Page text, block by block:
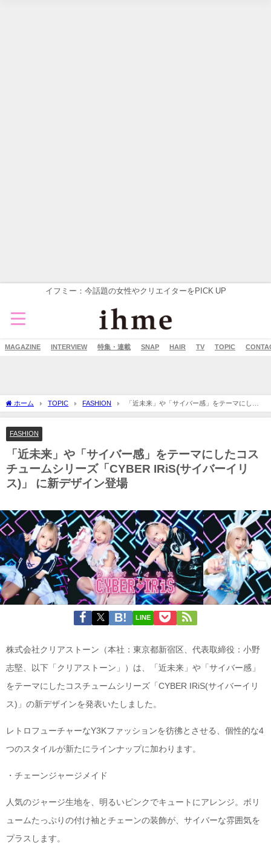
イフミー：今話題の女性やクリエイターをPICK UP
MAGAZINE INTERVIEW 特集・連載 SNAP HAIR TV TOPIC
ホーム TOPIC FASHION
「近未来」や「サイバー感」をテーマにした
コスチュームシリーズ「CYBER IRiS(サイバーイリス)」 に新デザイン登場
FASHION
「近未来」や「サイバー感」をテーマにしたコス
チュームシリーズ「CYBER IRiS(サイバーイリ
ス)」 に新デザイン登場
LINE
株式会社クリアストーン（本社：東京都新宿区、代表取締役：小野
志堅、以下「クリアストーン」）は、「近未来」や「サイバー感」
をテーマにしたコスチュームシリーズ「CYBER IRiS(サイバーイリ
ス)」の新デザインを発表いたしました。
レトロフューチャーなY3Kファッションを彷彿とさせる、個性的な4
つのスタイルが新たにラインナップに加わります。
・チェーンジャージメイド
人気のジャージ生地を、明るいピンクでキュートにアレンジ。ボリ
ュームたっぷりの付け袖とチェーンの装飾が、サイバーな雰囲気を
プラスします。